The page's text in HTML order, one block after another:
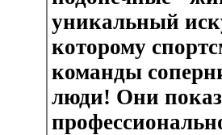
уникальный
которому
команды
люди! Они